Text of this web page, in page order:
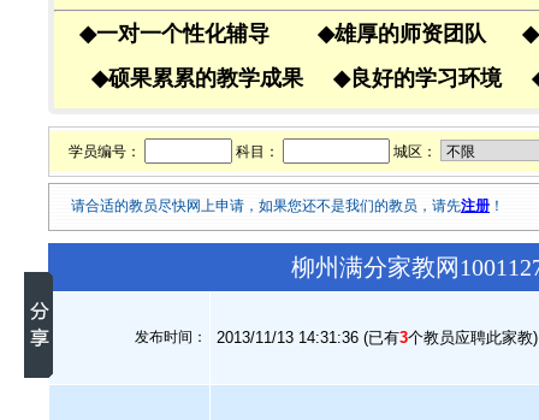
◆一对一个性化辅导 ◆雄厚的师资团队 ◆
◆硕果累累的教学成果 ◆良好的学习环境
学员编号： 科目： 城区：
请合适的教员尽快网上申请，如果您还不是我们的教员，请先注册 ！
柳州满分家教网
发布时间： 2013/11/13 14:31:36 (已有3个教员应聘此家教)